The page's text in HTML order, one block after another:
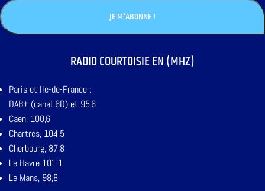
RADIO COURTOISIE EN (MHZ)
Paris et Ile-de-France :
DAB+ (canal 6D) et 95,6
Caen, 100,6
Chartres, 104,5
Cherbourg, 87,8
Le Havre 101,1
Le Mans, 98,8